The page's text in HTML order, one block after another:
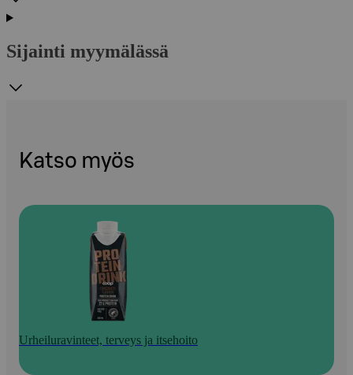
Sijainti myymälässä
Katso myös
Urheiluravinteet, terveys ja itsehoito